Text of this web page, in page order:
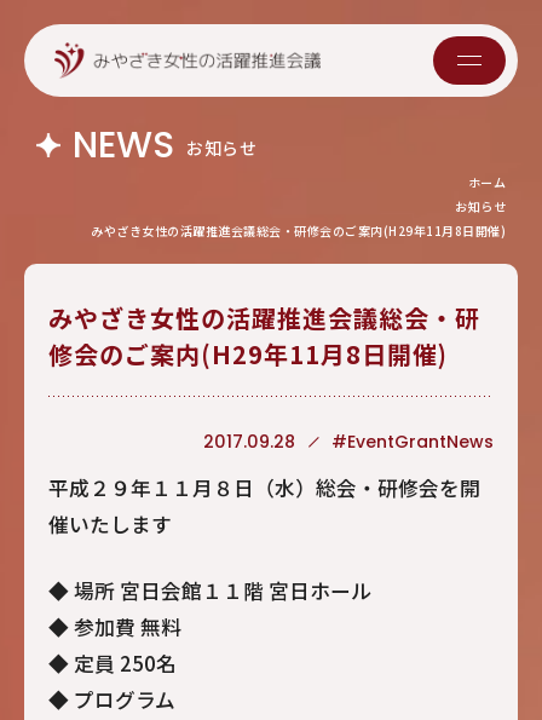
NEWS お知らせ
ホーム
お知らせ
みやざき女性の活躍推進会議総会・研修会のご案内(H29年11月8日開催)
みやざき女性の活躍推進会議総会・研
修会のご案内(H29年11月8日開催)
2017.09.28 #EventGrantNews
平成２９年１１月８日（水）総会・研修会を開
催いたします
◆ 場所 宮日会館１１階 宮日ホール
◆ 参加費 無料
◆ 定員 250名
◆ プログラム